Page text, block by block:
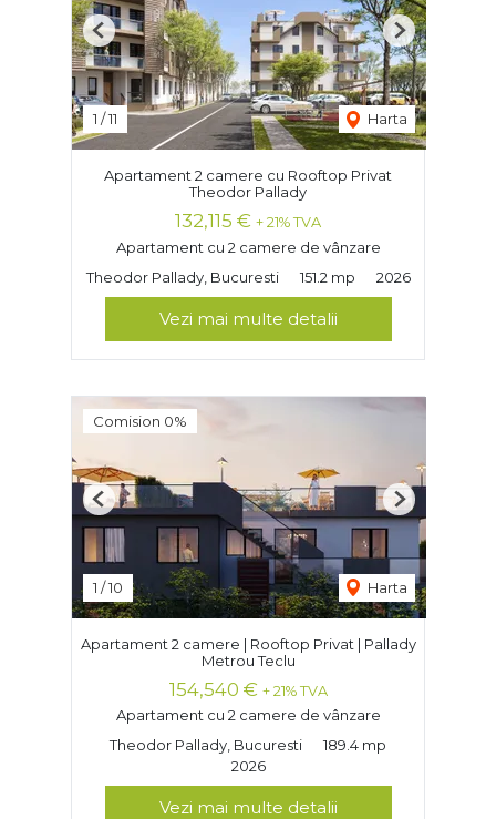
1 /11 Harta
Previous Next
Apartament 2 camere cu Rooftop Privat
Theodor Pallady
132,115 € + 21% TVA
Apartament cu 2 camere de vânzare
Theodor Pallady, Bucuresti
151.2 mp 2026
Vezi mai multe detalii
Comision 0%
1 /10 Harta
Previous Next
Apartament 2 camere | Rooftop Privat | Pallady
Metrou Teclu
154,540 € + 21% TVA
Apartament cu 2 camere de vânzare
Theodor Pallady, Bucuresti
189.4 mp
2026
Vezi mai multe detalii